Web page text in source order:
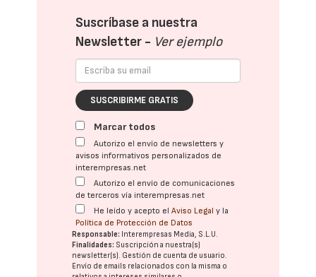
Suscríbase a nuestra
Newsletter - Ver ejemplo
SUSCRIBIRME GRATIS
Marcar todos
Autorizo el envío de newsletters y
avisos informativos personalizados de
interempresas.net
Autorizo el envío de comunicaciones
de terceros vía interempresas.net
He leído y acepto elAviso Legal y la
Política de Protección de Datos
Responsable: Interempresas Media, S.L.U.
Finalidades: Suscripción a nuestra(s)
newsletter(s). Gestión de cuenta de usuario.
Envío de emails relacionados con la misma o